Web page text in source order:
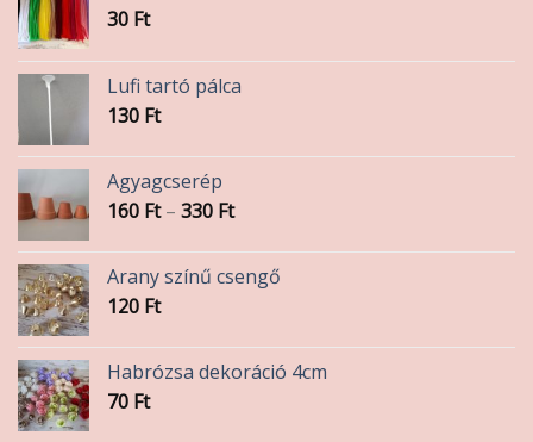
30 Ft
Lufi tartó pálca
130 Ft
Agyagcserép
160 Ft – 330 FtÁrtartomány:
-
330 Ft
Arany színű csengő
120 Ft
Habrózsa dekoráció 4cm
70 Ft